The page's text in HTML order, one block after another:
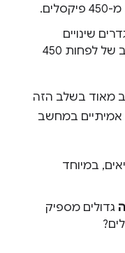
חריגים לגבי אזורי תצוגה ברוחב של לפחות 450
בשלב הזה
במחשב
במיוחד
מספיק